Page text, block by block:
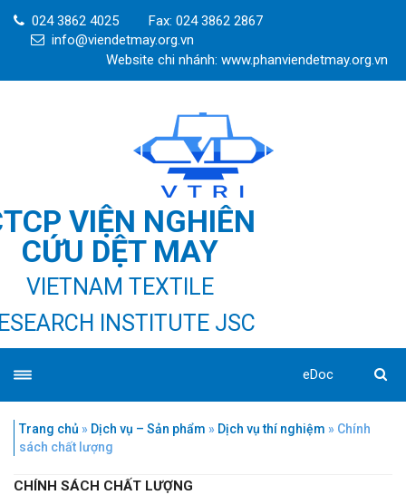
024 3862 4025
Fax: 024 3862 2867
info@viendetmay.org.vn
Website chi nhánh: www.phanviendetmay.org.vn
VIỆN NGHIÊN
CỨU DỆT MAY
VIETNAM TEXTILE
INSTITUTE JSC
eDoc
Trang chủ » Dịch vụ – Sản phẩm » Dịch vụ thí nghiệm » Chính
sách chất lượng
CHÍNH SÁCH CHẤT LƯỢNG